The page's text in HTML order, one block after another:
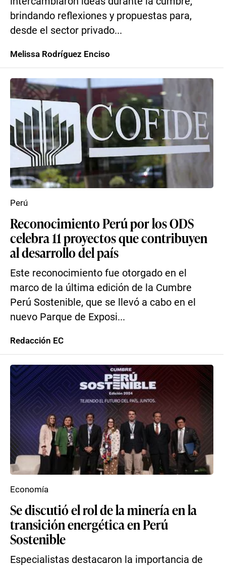
brindando reflexiones y propuestas para,
desde el sector privado...
Melissa Rodríguez Enciso
Reconocimiento Perú por los ODS
celebra 11 proyectos que contribuyen
al desarrollo del país
Este reconocimiento fue otorgado en el
marco de la última edición de la Cumbre
Perú Sostenible, que se llevó a cabo en el
nuevo Parque de Exposi...
Perú
Redacción EC
Se discutió el rol de la minería en la
transición energética en Perú
Sostenible
Especialistas destacaron la importancia de
Economía